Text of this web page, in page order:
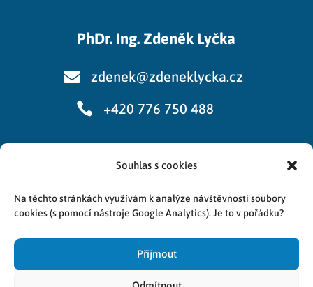
Souhlas s cookies
Na těchto stránkách využívám k analýze návštěvnosti soubory
cookies (s pomocí nástroje Google Analytics). Je to v pořádku?
Přijmout
PhDr. Ing. Zdeněk Lyčka
 zdenek@zdeneklycka.cz
 +420 776 750 488
Cookies
Zpracování osobních údajů